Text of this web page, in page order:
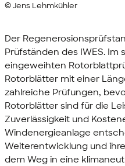
© Jens Lehmkühler
Der
Prüfständen des IWES. Im
eingeweihten
Rotorblätter mit einer
zahlreiche Prüfungen,
Rotorblätter sind für die
Zuverlässigkeit und
Windenergieanlage
Weiterentwicklung und
dem Weg in eine